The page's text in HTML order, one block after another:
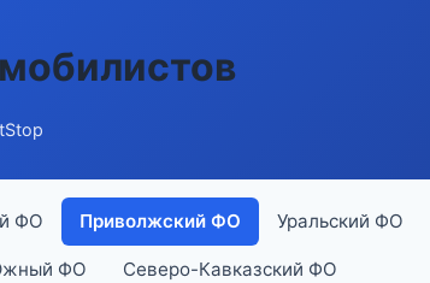
ФО Приволжский ФО Уральский ФО
ФО Северо-Кавказский ФО